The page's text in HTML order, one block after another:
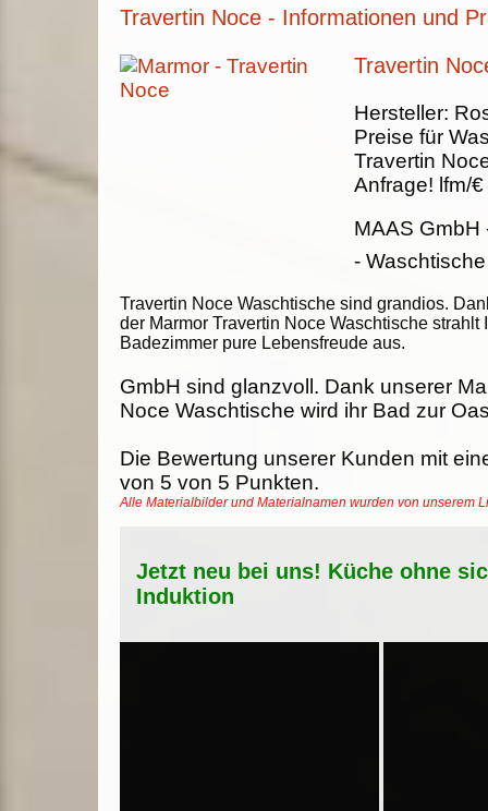
Travertin Noce - Informationen und
Travertin
Travertin Noce Waschtische sind grandios.
der Marmor Travertin Noce Waschtische strahlt
Badezimmer pure Lebensfreude aus.
Hersteller:
Preise für
Travertin
Anfrage! lfm/€
MAAS GmbH
- Waschtische
GmbH sind glanzvoll. Dank unserer
Noce Waschtische wird ihr Bad zur
Die Bewertung unserer Kunden mit
von 5 von 5 Punkten.
Alle Materialbilder und Materialnamen wurden von unserem
Jetzt neu bei uns! Küche ohne
Induktion